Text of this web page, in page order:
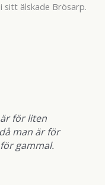
sitt älskade Brösarp.
för liten
man är för
gammal.